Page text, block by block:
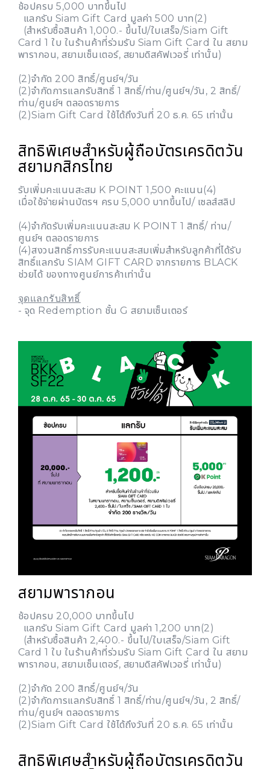
ช้อปครบ 5,000 บาทขึ้นไป
แลกรับ Siam Gift Card มูลค่า 500 บาท(2)
(สำหรับซื้อสินค้า 1,000.- ขึ้นไป/ใบเสร็จ/Siam Gift
Card 1 ใบ ในร้านค้าที่ร่วมรับ Siam Gift Card ใน สยาม
พารากอน, สยามเซ็นเตอร์, สยามดิสคัฟเวอรี่ เท่านั้น)
(2)จำกัด 200 สิทธิ์/ศูนย์ฯ/วัน
(2)จำกัดการแลกรับสิทธิ์ 1 สิทธิ์/ท่าน/ศูนย์ฯ/วัน, 2 สิทธิ์/
ท่าน/ศูนย์ฯ ตลอดรายการ
(2)Siam Gift Card ใช้ได้ถึงวันที่ 20 ธ.ค. 65 เท่านั้น
สิทธิพิเศษสำหรับผู้ถือบัตรเครดิตวัน
สยามกสิกรไทย
รับเพิ่มคะแนนสะสม K POINT 1,500 คะแนน(4)
เมื่อใช้จ่ายผ่านบัตรฯ ครบ 5,000 บาทขึ้นไป/ เซลส์สลิป
(4)จำกัดรับเพิ่มคะแนนสะสม K POINT 1 สิทธิ์/ ท่าน/
ศูนย์ฯ ตลอดรายการ
(4)สงวนสิทธิ์การรับคะแนนสะสมเพิ่มสำหรับลูกค้าที่ได้รับ
สิทธิ์แลกรับ SIAM GIFT CARD จากรายการ BLACK
ช่วยได้ ของทางศูนย์การค้าเท่านั้น
จุดแลกรับสิทธิ์
- จุด Redemption ชั้น G สยามเซ็นเตอร์
สยามพารากอน
ช้อปครบ 20,000 บาทขึ้นไป
แลกรับ Siam Gift Card มูลค่า 1,200 บาท(2)
(สำหรับซื้อสินค้า 2,400.- ขึ้นไป/ใบเสร็จ/Siam Gift
Card 1 ใบ ในร้านค้าที่ร่วมรับ Siam Gift Card ใน สยาม
พารากอน, สยามเซ็นเตอร์, สยามดิสคัฟเวอรี่ เท่านั้น)
(2)จำกัด 200 สิทธิ์/ศูนย์ฯ/วัน
(2)จำกัดการแลกรับสิทธิ์ 1 สิทธิ์/ท่าน/ศูนย์ฯ/วัน, 2 สิทธิ์/
ท่าน/ศูนย์ฯ ตลอดรายการ
(2)Siam Gift Card ใช้ได้ถึงวันที่ 20 ธ.ค. 65 เท่านั้น
สิทธิพิเศษสำหรับผู้ถือบัตรเครดิตวัน